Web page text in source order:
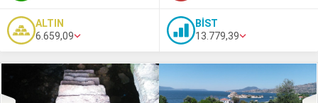
ALTIN
6.659,09
BİST
13.779,39